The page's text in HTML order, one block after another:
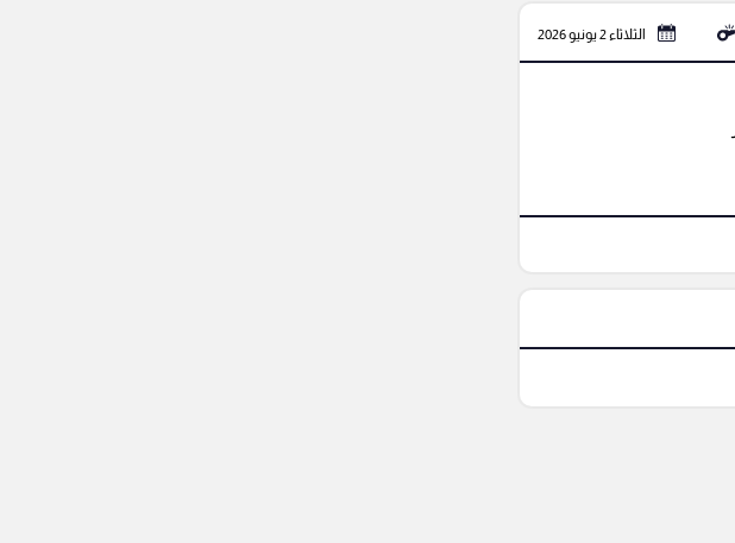
الثلاثاء 2 يونيو 2026